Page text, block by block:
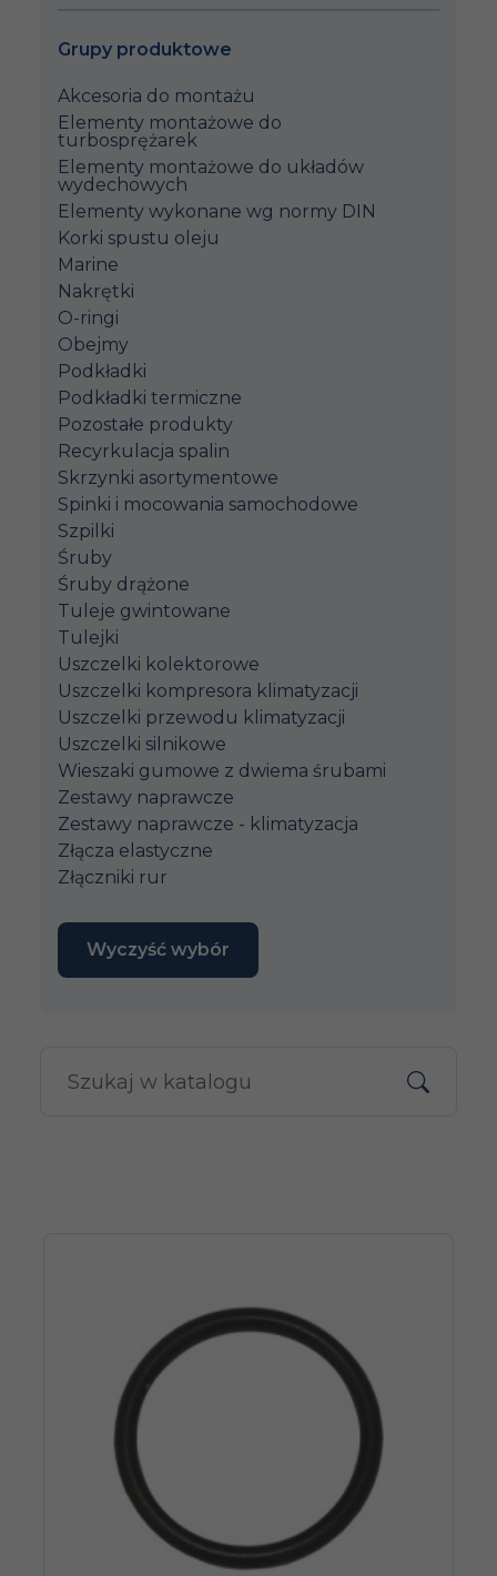
Grupy produktowe
Akcesoria do montażu
Elementy montażowe do
turbosprężarek
Elementy montażowe do układów
wydechowych
Elementy wykonane wg normy DIN
Korki spustu oleju
Marine
Nakrętki
O-ringi
Obejmy
Podkładki
Podkładki termiczne
Pozostałe produkty
Recyrkulacja spalin
Skrzynki asortymentowe
Spinki i mocowania samochodowe
Szpilki
Śruby
Śruby drążone
Tuleje gwintowane
Tulejki
Uszczelki kolektorowe
Uszczelki kompresora klimatyzacji
Uszczelki przewodu klimatyzacji
Uszczelki silnikowe
Wieszaki gumowe z dwiema śrubami
Zestawy naprawcze
Zestawy naprawcze - klimatyzacja
Złącza elastyczne
Złączniki rur
Wyczyść wybór